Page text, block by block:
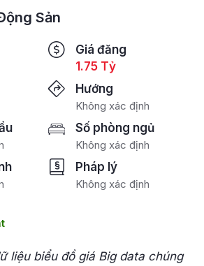
Sản
Giá đăng
1.75 Tỷ
Hướng
Không xác định
Số phòng ngủ
Không xác định
Pháp lý
Không xác định
liệu biểu đồ giá Big data chúng